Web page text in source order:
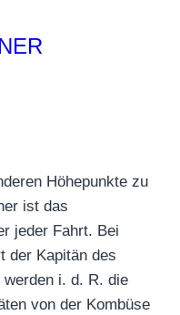
Höhepunkte zu
ist das
jeder Fahrt. Bei
der Kapitän des
i. d. R. die
von der Kombüse